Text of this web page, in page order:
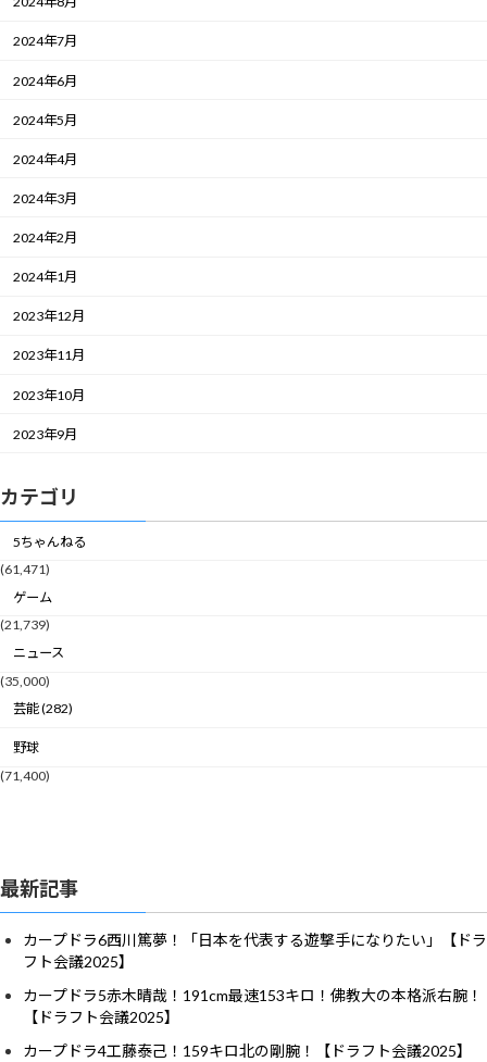
2024年7月
2024年6月
2024年5月
2024年4月
2024年3月
2024年2月
2024年1月
2023年12月
2023年11月
2023年10月
2023年9月
カテゴリ
5ちゃんねる
(61,471)
ゲーム
(21,739)
ニュース
(35,000)
芸能 (282)
野球
(71,400)
最新記事
カープドラ6西川篤夢！「日本を代表する遊撃手になりたい」【ドラ
フト会議2025】
カープドラ5赤木晴哉！191cm最速153キロ！佛教大の本格派右腕！
【ドラフト会議2025】
カープドラ4工藤泰己！159キロ北の剛腕！【ドラフト会議2025】